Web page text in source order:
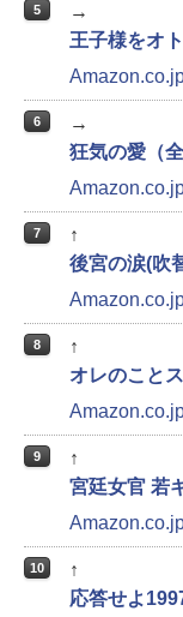
5
→
王子様をオ
6
→
狂気の愛（全
7
↑
後宮の涙(吹
8
↑
オレのこと
9
↑
宮廷女官 若
10
↑
応答せよ